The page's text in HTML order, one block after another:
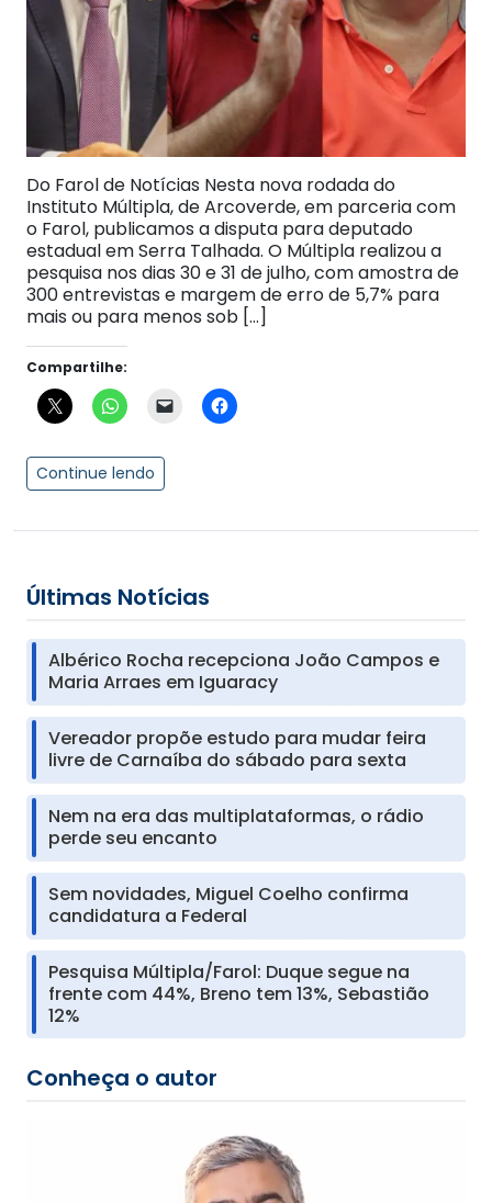
Do Farol de Notícias Nesta nova rodada do
Instituto Múltipla, de Arcoverde, em parceria com
o Farol, publicamos a disputa para deputado
estadual em Serra Talhada. O Múltipla realizou a
pesquisa nos dias 30 e 31 de julho, com amostra de
300 entrevistas e margem de erro de 5,7% para
mais ou para menos sob […]
Compartilhe:
Continue lendo
Últimas Notícias
Albérico Rocha recepciona João Campos e
Maria Arraes em Iguaracy
Vereador propõe estudo para mudar feira
livre de Carnaíba do sábado para sexta
Nem na era das multiplataformas, o rádio
perde seu encanto
Sem novidades, Miguel Coelho confirma
candidatura a Federal
Pesquisa Múltipla/Farol: Duque segue na
frente com 44%, Breno tem 13%, Sebastião
12%
Conheça o autor